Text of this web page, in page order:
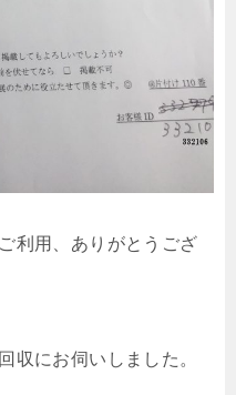
利用、ありがとうござ
収にお伺いしました。